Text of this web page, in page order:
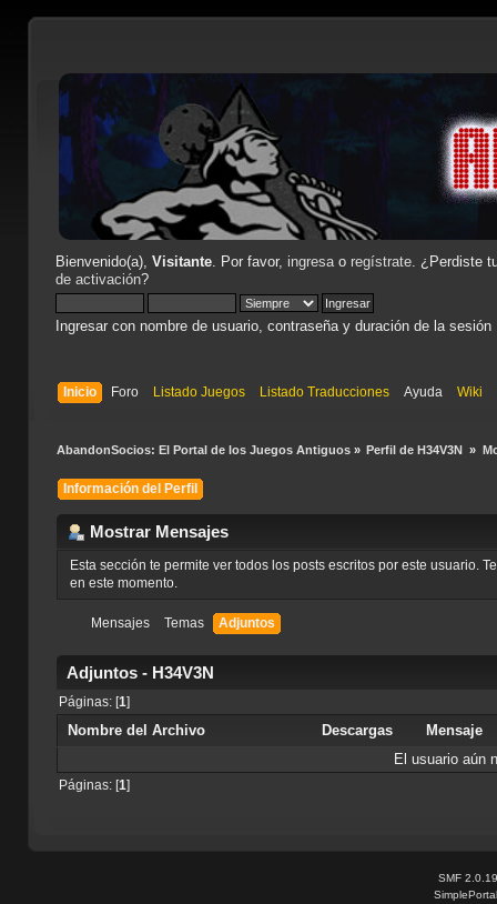
Bienvenido(a), Visitante. Por favor, ingresao regístrate. ¿Perdiste
de activación?
Ingresar con nombre de usuario, contraseña y duración de la sesión
Inicio Foro Listado Juegos Listado Traducciones Ayuda Wiki
AbandonSocios: El Portal de los Juegos Antiguos» Perfil de H34V3N »
Información del Perfil
Mostrar Mensajes
Esta sección te permite ver todos los posts escritos por este usuario.
en este momento.
Mensajes Temas Adjuntos
Adjuntos - H34V3N
Páginas: [1]
Nombre del Archivo Descargas
Mensaje
El usuario aún
Páginas: [1]
SMF 2.0.19